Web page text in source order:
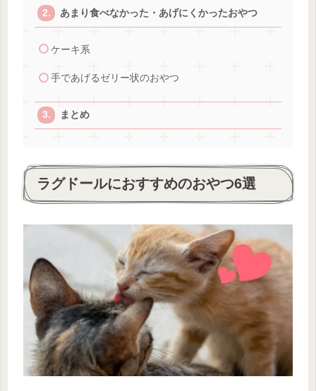
あまり食べなかった・あげにくかったおやつ
ケーキ系
手であげるゼリー状のおやつ
まとめ
ラグドールにおすすめのおやつ6選